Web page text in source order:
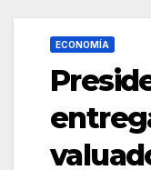
ECONOMÍA